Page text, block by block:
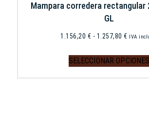
Mampara corredera rectangular
GL
1.156,20 € - 1.257,80 € IVA
SELECCIONAR OPCIONES